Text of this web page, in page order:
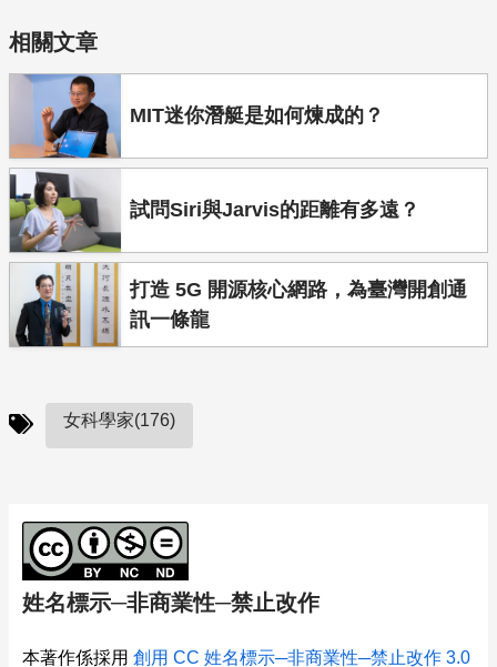
相關文章
MIT迷你潛艇是如何煉成的？
試問Siri與Jarvis的距離有多遠？
打造 5G 開源核心網路，為臺灣開創通
訊一條龍
女科學家(176)
姓名標示─非商業性─禁止改作
本著作係採用 創用 CC 姓名標示─非商業性─禁止改作 3.0